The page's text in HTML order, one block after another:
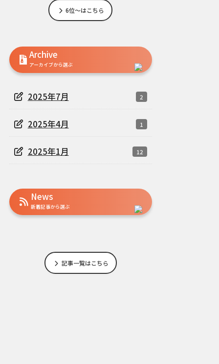
6位～はこちら
Archive
アーカイブから選ぶ
2025年7月 2
2025年4月 1
2025年1月 12
News
新着記事から選ぶ
記事一覧はこちら